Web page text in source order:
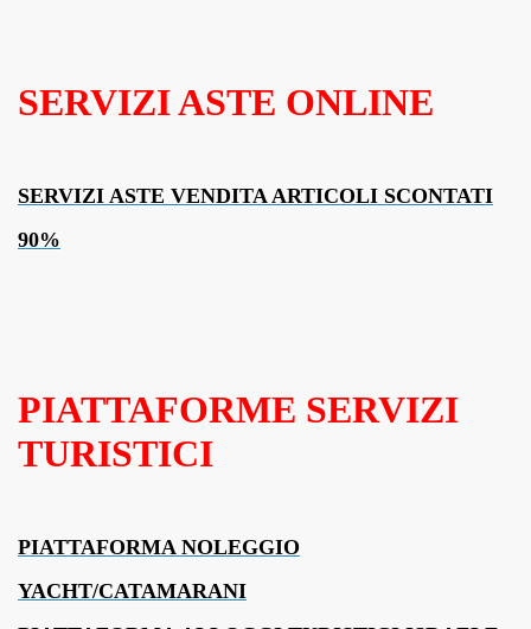
SERVIZI ASTE ONLINE
SERVIZI ASTE VENDITA ARTICOLI SCONTATI
90%
PIATTAFORME SERVIZI
TURISTICI
PIATTAFORMA NOLEGGIO
YACHT/CATAMARANI